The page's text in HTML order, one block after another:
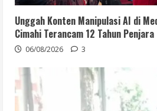
Unggah Konten Manipulasi AI di
Cimahi Terancam 12 Tahun Penjara
06/08/2026 3